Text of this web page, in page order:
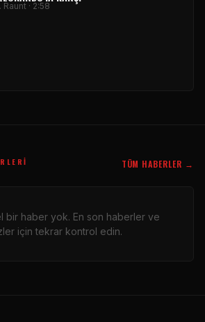
Raunt · 2:58
TÜM HABERLER →
bir haber yok. En son haberler ve
için tekrar kontrol edin.